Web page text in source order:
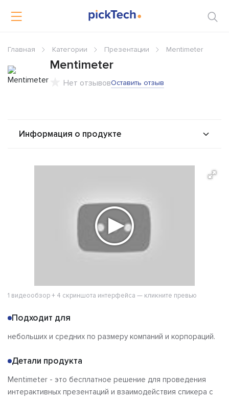
Главная Категории Презентации Mentimeter
Mentimeter
Нет отзывовОставить отзыв
Информация о продукте
1 видеообзор + 4 скриншота интерфейса — кликните превью
Подходит для
небольших и средних по размеру компаний и корпораций.
Детали продукта
Mentimeter - это бесплатное решение для проведения
интерактивных презентаций и взаимодействия спикера с